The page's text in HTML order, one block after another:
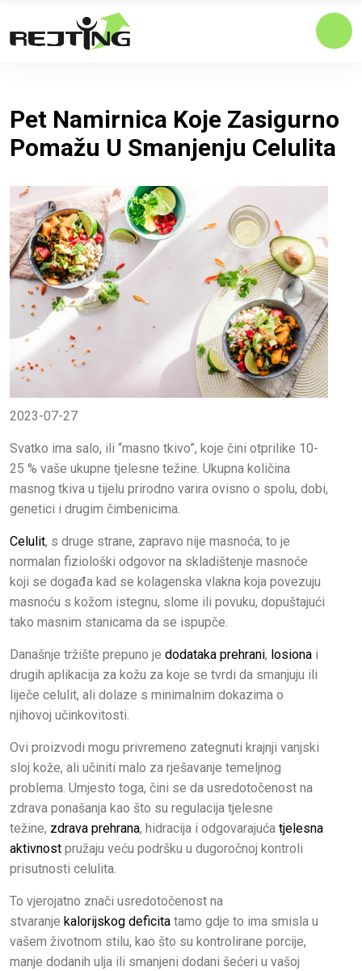
Pet Namirnica Koje Zasigurno
Pomažu U Smanjenju Celulita
2023-07-27
Svatko ima salo, ili “masno tkivo”, koje čini otprilike 10-
25 % vaše ukupne tjelesne težine. Ukupna količina
masnog tkiva u tijelu prirodno varira ovisno o spolu, dobi,
genetici i drugim čimbenicima.
Celulit, s druge strane, zapravo nije masnoća; to je
normalan fiziološki odgovor na skladištenje masnoće
koji se događa kad se kolagenska vlakna koja povezuju
masnoću s kožom istegnu, slome ili povuku, dopuštajući
tako masnim stanicama da se ispupče.
Današnje tržište prepuno je dodataka prehrani, losiona i
drugih aplikacija za kožu za koje se tvrdi da smanjuju ili
liječe celulit, ali dolaze s minimalnim dokazima o
njihovoj učinkovitosti.
Ovi proizvodi mogu privremeno zategnuti krajnji vanjski
sloj kože, ali učiniti malo za rješavanje temeljnog
problema. Umjesto toga, čini se da usredotočenost na
zdrava ponašanja kao što su regulacija tjelesne
težine, zdrava prehrana, hidracija i odgovarajuća tjelesna
aktivnost pružaju veću podršku u dugoročnoj kontroli
prisutnosti celulita.
To vjerojatno znači usredotočenost na
stvaranje kalorijskog deficita tamo gdje to ima smisla u
vašem životnom stilu, kao što su kontrolirane porcije,
manje dodanih ulja ili smanjeni dodani šećeri u vašoj